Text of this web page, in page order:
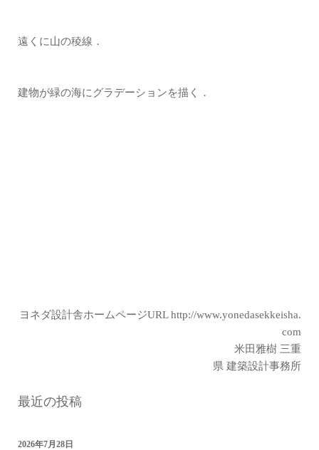
遠くに山の稜線．
建物が緑の海にグラデーションを描く．
ヨネダ設計舎ホームページURLhttp://www.yonedasekkeisha.
com
米田雅樹 三重
県 建築設計事務所
最近の投稿
2026年7月28日